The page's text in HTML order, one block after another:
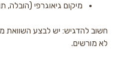
גיאוגרפי (הובלה, תוספת בטון).
יש לבצע השוואת מחירים,